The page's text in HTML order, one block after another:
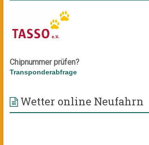
Chipnummer prüfen?
Transponderabfrage
Wetter online Neufahrn